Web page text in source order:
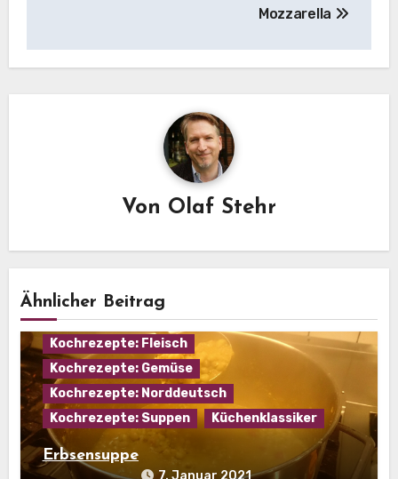
Mozzarella
Von Olaf Stehr
Ähnlicher Beitrag
Eintopf
Hausmannskost
Kochrezepte: Fleisch
Kochrezepte: Gemüse
Kochrezepte: Norddeutsch
Kochrezepte: Suppen
Küchenklassiker
Erbsensuppe